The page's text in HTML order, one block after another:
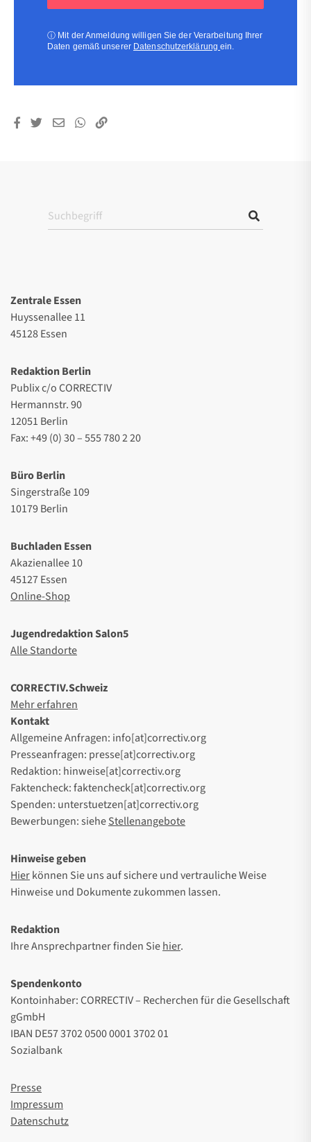
ⓘ Mit der Anmeldung willigen Sie der Verarbeitung Ihrer
Daten gemäß unserer Datenschutzerklärungein.
Zentrale Essen
Huyssenallee 11
45128 Essen
Redaktion Berlin
Publix c/o CORRECTIV
Hermannstr. 90
12051 Berlin
Fax: +49 (0) 30 – 555 780 2 20
Büro Berlin
Singerstraße 109
10179 Berlin
Buchladen Essen
Akazienallee 10
45127 Essen
Online-Shop
Jugendredaktion Salon5
Alle Standorte
CORRECTIV.Schweiz
Mehr erfahren
Kontakt
Allgemeine Anfragen: info[at]correctiv.org
Presseanfragen: presse[at]correctiv.org
Redaktion: hinweise[at]correctiv.org
Faktencheck: faktencheck[at]correctiv.org
Spenden: unterstuetzen[at]correctiv.org
Bewerbungen: sieheStellenangebote
Hinweise geben
Hierkönnen Sie uns auf sichere und vertrauliche Weise
Hinweise und Dokumente zukommen lassen.
Redaktion
Ihre Ansprechpartner finden Siehier.
Spendenkonto
Kontoinhaber: CORRECTIV – Recherchen für die Gesellschaft
gGmbH
IBAN DE57 3702 0500 0001 3702 01
Sozialbank
Presse
Impressum
Datenschutz